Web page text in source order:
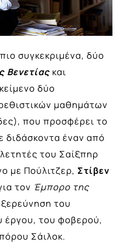
συγκεκριμένα, δύο
Βενετίας και
δύο
μαθημάτων
που προσφέρει το
διδάσκοντα έναν από
του Σαίξπηρ
με Πούλιτζερ, Στίβεν
τον Έμπορο της
του
έργου, του φοβερού,
Σάιλοκ.